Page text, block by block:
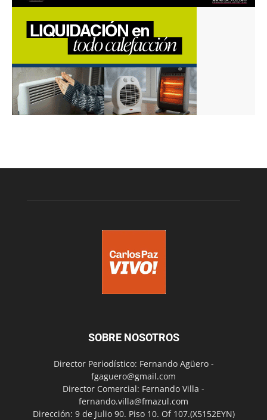
SOBRE NOSOTROS
Director Periodístico: Fernando Agüero -
fgaguero@gmail.com
Director Comercial: Fernando Villa -
fernando.villa@fmazul.com
Dirección: 9 de Julio 90. Piso 10. Of 107.(X5152EYN)